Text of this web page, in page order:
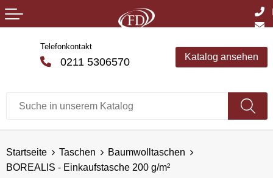
Telefonkontakt
0211 5306570 Katalog ansehen
Startseite Taschen
Baumwolltaschen
BOREALIS - Einkaufstasche 200 g/m²